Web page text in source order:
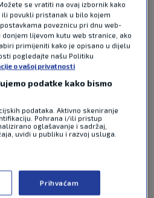
- FIFA WORLD CUP
se vratiti na ovaj izbornik kako
povukli pristanak u bilo kojem
poveznicu pri dnu web-
lijevom kutu web stranice, ako
primijeniti kako je opisano u dijelu
pogledajte našu Politiku
o vašoj privatnosti
podatke kako bismo
podataka. Aktivno skeniranje
Pohrana i/ili pristup
oglašavanje i sadržaj,
uvidi u publiku i razvoj usluga.
Prihvaćam